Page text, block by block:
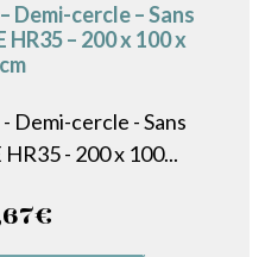
Demi-cercle – Sans
– 200 x 100 x
Demi-cercle - Sans
- 200 x 100...
€